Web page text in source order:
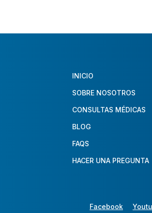
INICIO
SOBRE NOSOTROS
CONSULTAS MÉDICAS
BLOG
FAQS
HACER UNA PREGUNTA
Facebook